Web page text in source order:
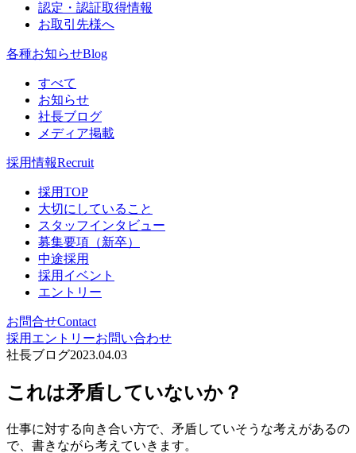
認定・認証取得情報
お取引先様へ
各種お知らせBlog
すべて
お知らせ
社長ブログ
メディア掲載
採用情報Recruit
採用TOP
大切にしていること
スタッフインタビュー
募集要項（新卒）
中途採用
採用イベント
エントリー
お問合せContact
採用エントリーお問い合わせ
社長ブログ2023.04.03
これは矛盾していないか？
仕事に対する向き合い方で、矛盾していそうな考えがあるの
で、書きながら考えていきます。